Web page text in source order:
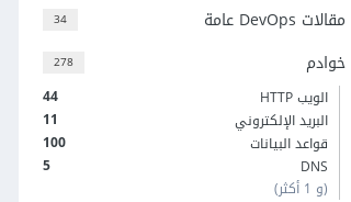
34 مقالات DevOps عامة
278 خوادم
44
الويب HTTP
11
البريد الإلكتروني
100
قواعد البيانات
5
DNS
(و 1 أكثر)